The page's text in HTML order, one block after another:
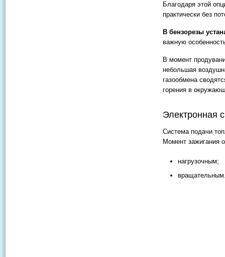
Благодаря этой
практически без
В бензорезы
важную
В момент
небольшая
газообмена
горения в
Электронная
Система подачи
Момент зажигания
нагрузочным;